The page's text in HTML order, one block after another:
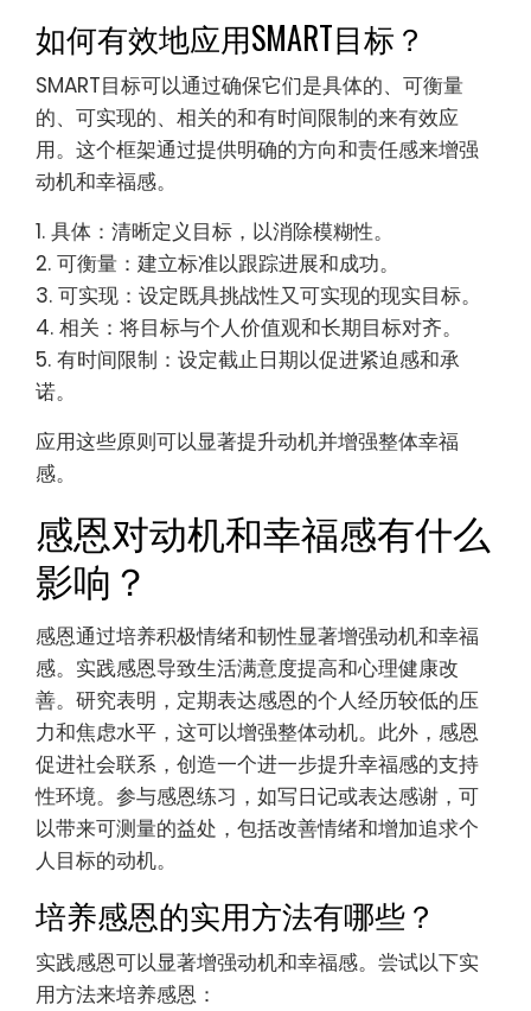
如何有效地应用SMART目标？
SMART目标可以通过确保它们是具体的、可衡量
的、可实现的、相关的和有时间限制的来有效应
用。这个框架通过提供明确的方向和责任感来增强
动机和幸福感。
1. 具体：清晰定义目标，以消除模糊性。
2. 可衡量：建立标准以跟踪进展和成功。
3. 可实现：设定既具挑战性又可实现的现实目标。
4. 相关：将目标与个人价值观和长期目标对齐。
5. 有时间限制：设定截止日期以促进紧迫感和承
诺。
应用这些原则可以显著提升动机并增强整体幸福
感。
感恩对动机和幸福感有什么
影响？
感恩通过培养积极情绪和韧性显著增强动机和幸福
感。实践感恩导致生活满意度提高和心理健康改
善。研究表明，定期表达感恩的个人经历较低的压
力和焦虑水平，这可以增强整体动机。此外，感恩
促进社会联系，创造一个进一步提升幸福感的支持
性环境。参与感恩练习，如写日记或表达感谢，可
以带来可测量的益处，包括改善情绪和增加追求个
人目标的动机。
培养感恩的实用方法有哪些？
实践感恩可以显著增强动机和幸福感。尝试以下实
用方法来培养感恩：